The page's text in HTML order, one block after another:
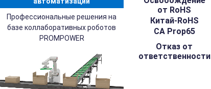
Профессиональные решения на
базе коллаборативных роботов
PROMPOWER
от RoHS
Китай-RoHS
CA Prop65
Отказ от
ответственности